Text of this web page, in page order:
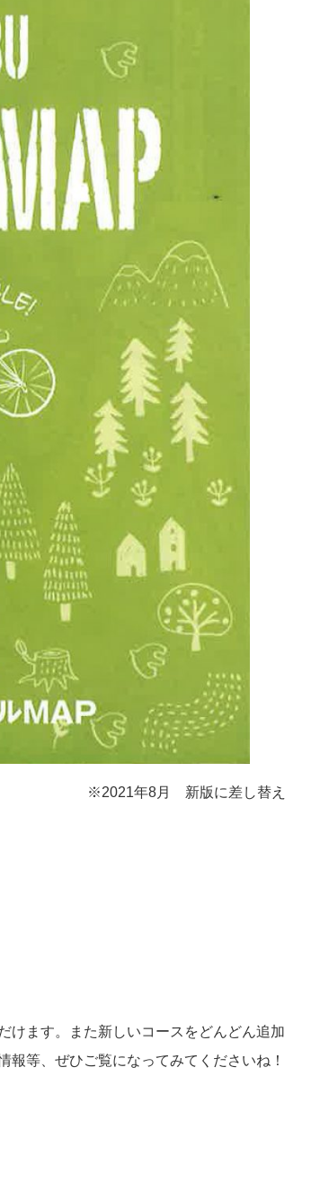
※2021年8月 新版に差し替え
けます。また新しいコースをどんどん追加
報等、ぜひご覧になってみてくださいね！